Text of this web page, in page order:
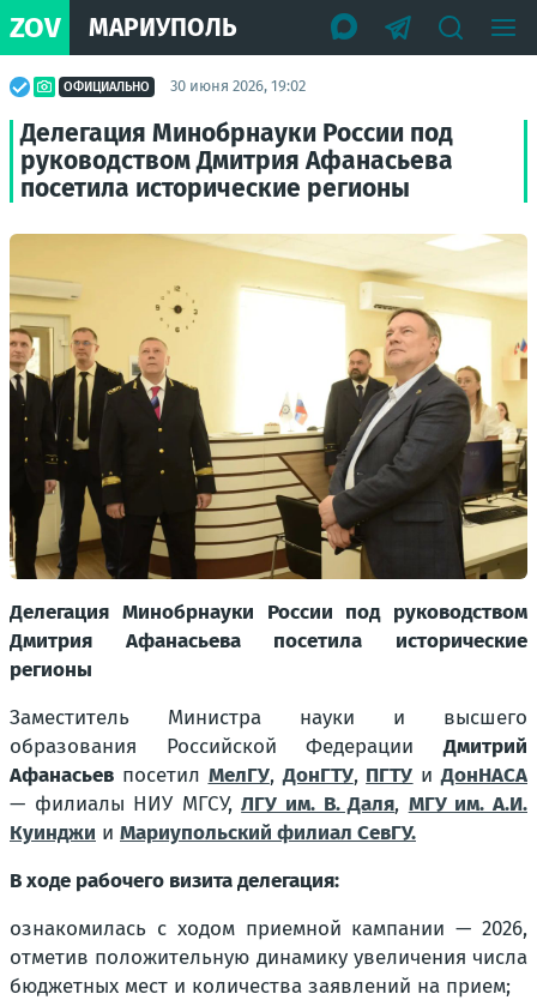
ZOV МАРИУПОЛЬ
ОФИЦИАЛЬНО 30 июня 2026, 19:02
Делегация Минобрнауки России под
руководством Дмитрия Афанасьева
посетила исторические регионы
Делегация Минобрнауки России под руководством
Дмитрия Афанасьева посетила исторические
регионы
Заместитель Министра науки и высшего
образования Российской ФедерацииДмитрий
Афанасьев посетил МелГУ,ДонГТУ, ПГТУ иДонНАСА
— филиалы НИУ МГСУ,ЛГУ им. В. Даля, МГУ им. А.И.
Куинджи и Мариупольский филиал СевГУ.
В ходе рабочего визита делегация:
ознакомилась с ходом приемной кампании — 2026,
отметив положительную динамику увеличения числа
бюджетных мест и количества заявлений на прием;